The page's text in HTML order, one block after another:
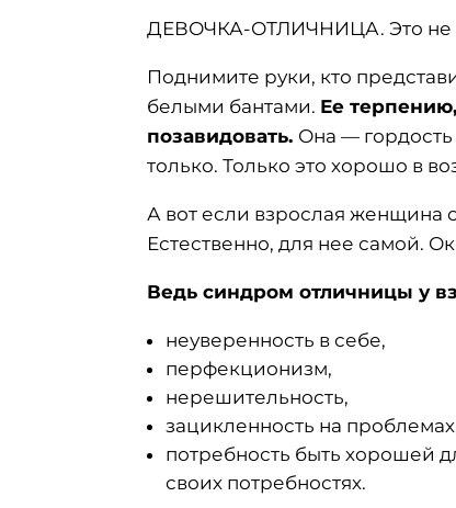
ДЕВОЧКА-ОТЛИЧНИЦА. Это не
Поднимите руки, кто
белыми бантами. Ее
позавидовать. Она —
только. Только это хорошо в
А вот если взрослая женщина
Естественно, для нее самой.
Ведь синдром отличницы у
неуверенность в себе,
перфекционизм,
нерешительность,
зацикленность на
потребность быть хорошей
своих потребностях.